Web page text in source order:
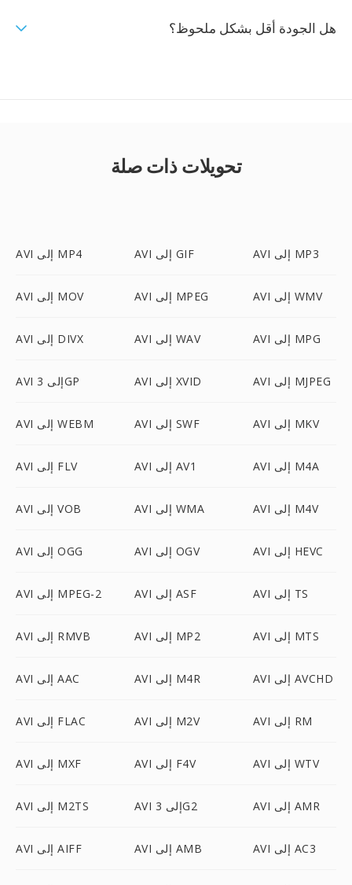
هل الجودة أقل بشكل ملحوظ؟
تحويلات ذات صلة
AVI إلى MP4 AVI إلى GIF AVI إلى MP3
AVI إلى MOV AVI إلى MPEG AVI إلى WMV
AVI إلى DIVX AVI إلى WAV AVI إلى MPG
AVI إلى 3GP AVI إلى XVID AVI إلى MJPEG
AVI إلى WEBM AVI إلى SWF AVI إلى MKV
AVI إلى FLV AVI إلى AV1 AVI إلى M4A
AVI إلى VOB AVI إلى WMA AVI إلى M4V
AVI إلى OGG AVI إلى OGV AVI إلى HEVC
AVI إلى MPEG-2 AVI إلى ASF AVI إلى TS
AVI إلى RMVB AVI إلى MP2 AVI إلى MTS
AVI إلى AAC AVI إلى M4R AVI إلى AVCHD
AVI إلى FLAC AVI إلى M2V AVI إلى RM
AVI إلى MXF AVI إلى F4V AVI إلى WTV
AVI إلى M2TS AVI إلى 3G2 AVI إلى AMR
AVI إلى AIFF AVI إلى AMB AVI إلى AC3